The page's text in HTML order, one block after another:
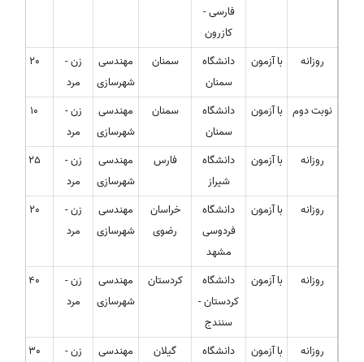
فارسی -
کازرون
روزانه با آزمون
دانشگاه
سمنان
سمنان
مهندسی
شهرسازی
زن -
مرد
20
نوبت دوم با آزمون
دانشگاه
سمنان
سمنان
مهندسی
شهرسازی
زن -
مرد
10
روزانه با آزمون
دانشگاه
شیراز
فارس
مهندسی
شهرسازی
زن -
مرد
25
روزانه با آزمون
دانشگاه
فردوسی
مشهد
خراسان
رضوی
مهندسی
شهرسازی
زن -
مرد
20
روزانه با آزمون
دانشگاه
کردستان -
سنندج
کردستان
مهندسی
شهرسازی
زن -
مرد
40
روزانه با آزمون
دانشگاه
گیلان
مهندسی
زن -
30